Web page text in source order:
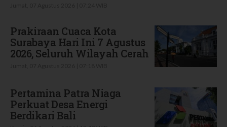
Prakiraan Cuaca Kota
Surabaya Hari Ini 7 Agustus
2026, Seluruh Wilayah Cerah
Pertamina Patra Niaga
Perkuat Desa Energi
Berdikari Bali